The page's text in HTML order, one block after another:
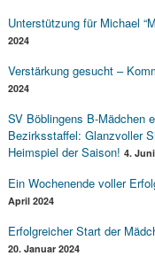
Unterstützung für Michael
2024
Verstärkung gesucht –
2024
SV Böblingens B-Mädchen
Bezirksstaffel: Glanzvoller
Heimspiel der Saison! 4.
Ein Wochenende voller
April 2024
Erfolgreicher Start der
20. Januar 2024